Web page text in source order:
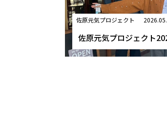
佐原元気プロジェクト
佐原元気プロジェクト